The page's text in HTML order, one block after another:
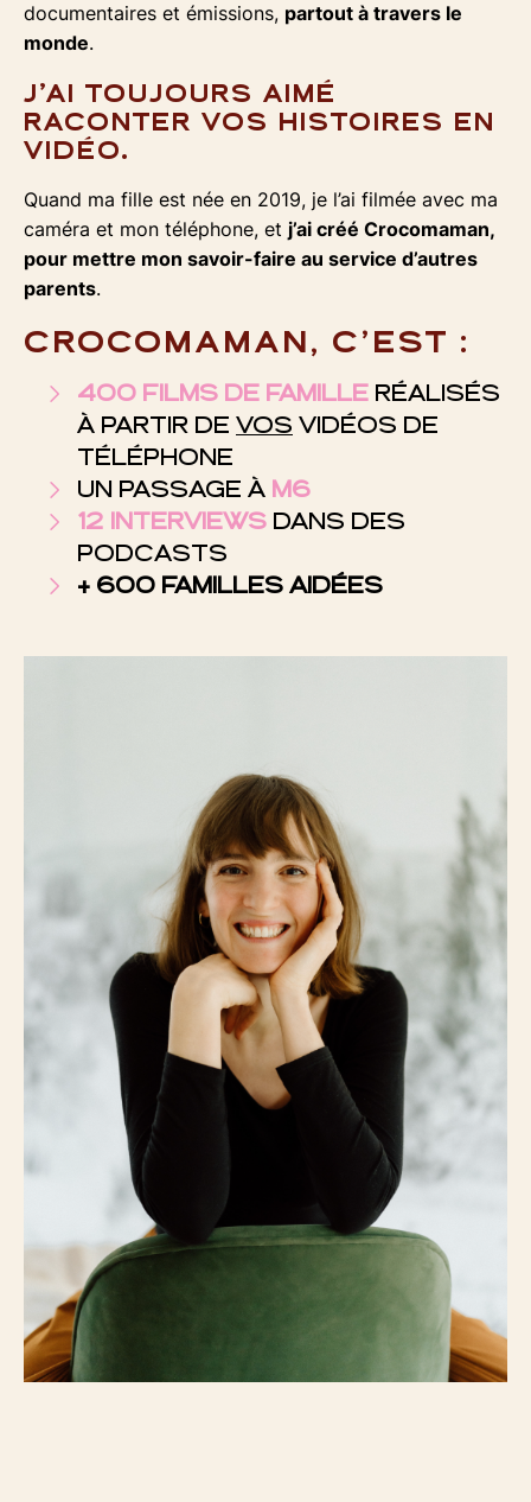
documentaires et émissions, partout à travers le
monde.
J’AI TOUJOURS AIMÉ
RACONTER VOS HISTOIRES EN
VIDÉO.
Quand ma fille est née en 2019, je l’ai filmée avec ma
caméra et mon téléphone, et j’ai créé Crocomaman,
pour mettre mon savoir-faire au service d’autres
parents.
CROCOMAMAN, C’EST :
400 FILMS DE FAMILLE RÉALISÉS
À PARTIR DE VOS VIDÉOS DE
TÉLÉPHONE
UN PASSAGE À M6
12 INTERVIEWS DANS DES
PODCASTS
+ 600 FAMILLES AIDÉES